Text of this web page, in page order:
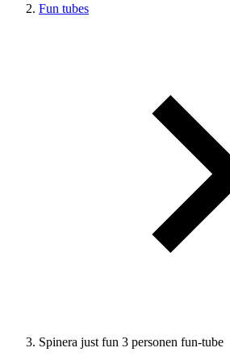
Fun tubes
Spinera just fun 3 personen fun-tube